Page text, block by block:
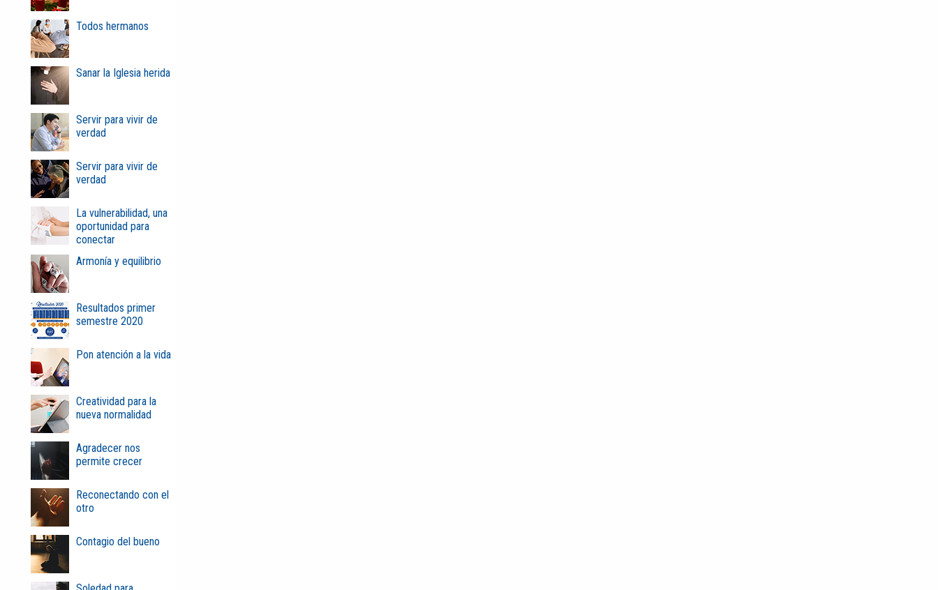
Todos hermanos
Sanar la Iglesia herida
Servir para vivir de
verdad
Servir para vivir de
verdad
La vulnerabilidad, una
oportunidad para
conectar
Armonía y equilibrio
Resultados primer
semestre 2020
Pon atención a la vida
Creatividad para la
nueva normalidad
Agradecer nos
permite crecer
Reconectando con el
otro
Contagio del bueno